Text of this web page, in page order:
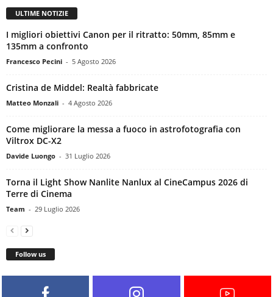
ULTIME NOTIZIE
I migliori obiettivi Canon per il ritratto: 50mm, 85mm e
135mm a confronto
Francesco Pecini - 5 Agosto 2026
Cristina de Middel: Realtà fabbricate
Matteo Monzali - 4 Agosto 2026
Come migliorare la messa a fuoco in astrofotografia con
Viltrox DC-X2
Davide Luongo - 31 Luglio 2026
Torna il Light Show Nanlite Nanlux al CineCampus 2026 di
Terre di Cinema
Team - 29 Luglio 2026
Follow us